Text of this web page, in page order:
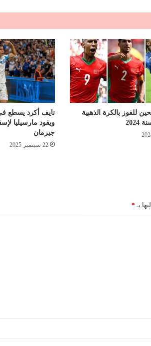
للفوز بالكرة الذهبية
نايف أكرد يسطع
ويقود مارسيليا
جيرمان
22 سبتمبر 2025
بـ *